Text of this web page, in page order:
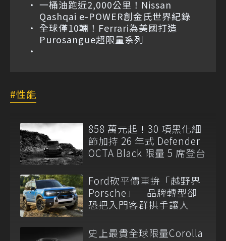
一桶油跑近2,000公里！Nissan
Qashqai e-POWER創金氏世界紀錄
全球僅10輛！Ferrari為美國打造
Purosangue超限量系列
性能
858 萬元起！30 項黑化細
節加持 26 年式 Defender
OCTA Black 限量 5 席登台
Ford砍平價車拚「越野界
Porsche」 品牌轉型卻
恐把入門客群拱手讓人
史上最貴全球限量Corolla